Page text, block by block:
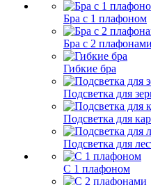
Бра с 1 плафоном
Бра с 2 плафонами
Гибкие бра
Подсветка для
Подсветка для
Подсветка для
С 1 плафоном